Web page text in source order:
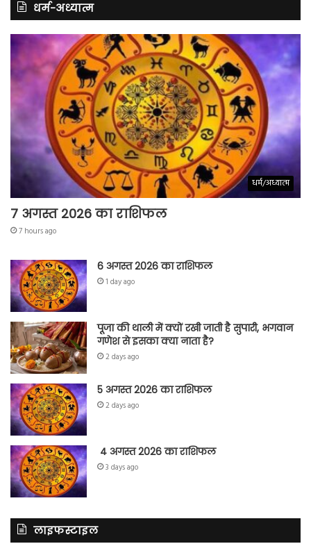
धर्म-अध्यात्म
धर्म/अध्यात्म
7 अगस्त 2026 का राशिफल
7 hours ago
6 अगस्त 2026 का राशिफल
1 day ago
पूजा की थाली में क्यों रखी जाती है सुपारी, भगवान
गणेश से इसका क्या नाता है?
2 days ago
5 अगस्त 2026 का राशिफल
2 days ago
4 अगस्त 2026 का राशिफल
3 days ago
लाइफस्टाइल